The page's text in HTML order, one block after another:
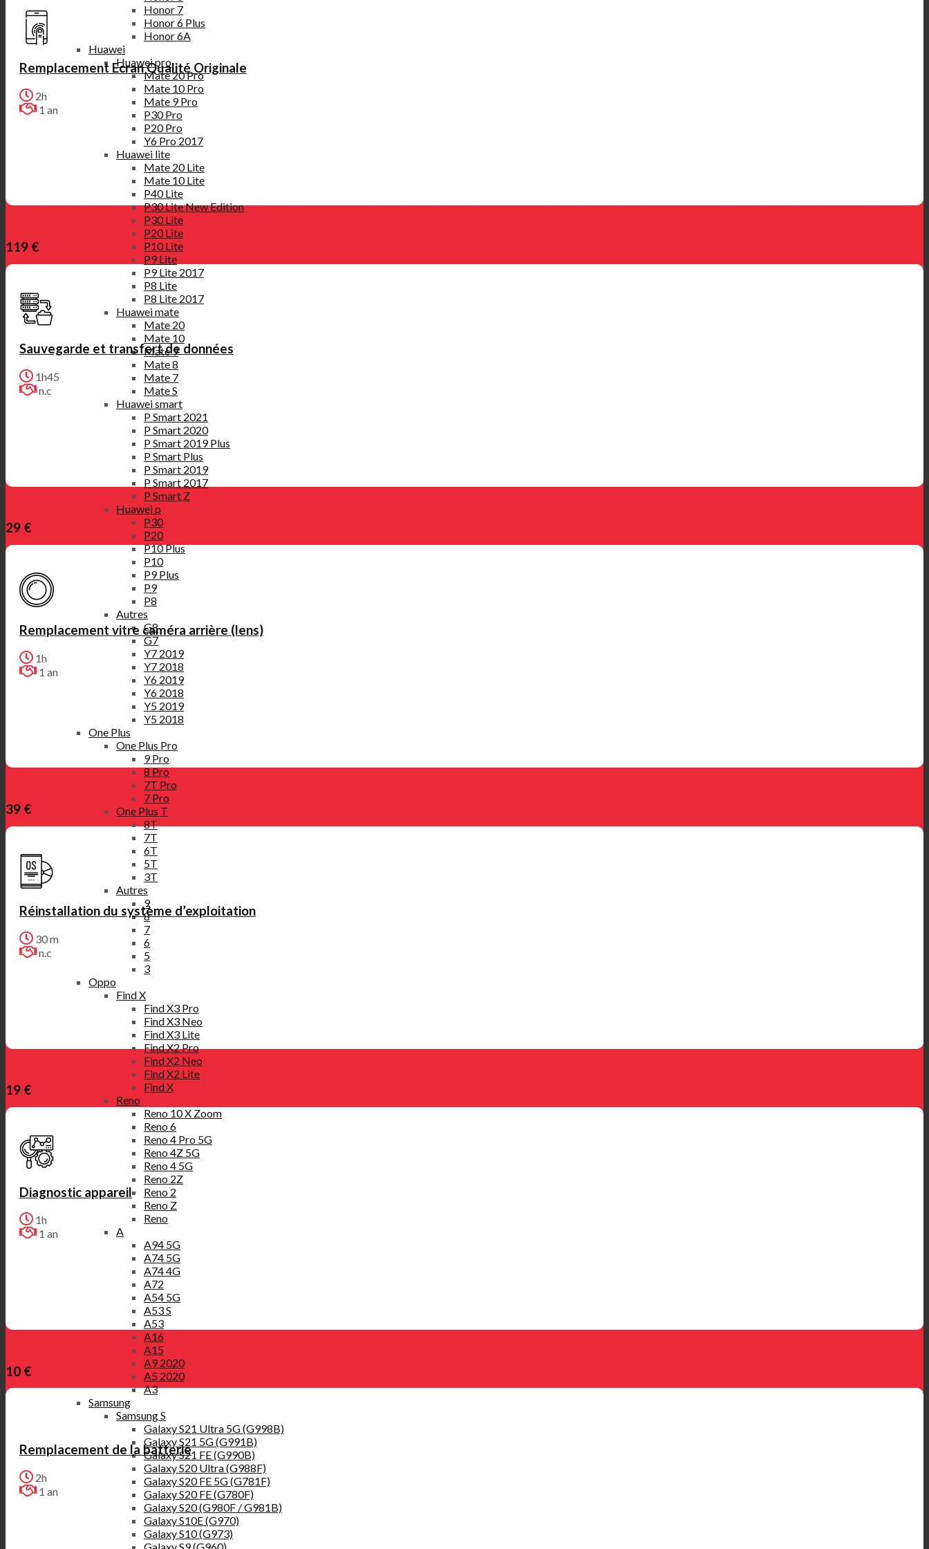
Honor 7
Honor 6 Plus
Honor 6A
Huawei
Huawei pro
Mate 20 Pro
Mate 10 Pro
Mate 9 Pro
P30 Pro
P20 Pro
Y6 Pro 2017
Huawei lite
Mate 20 Lite
Mate 10 Lite
P40 Lite
P30 Lite New Edition
P30 Lite
P20 Lite
P10 Lite
P9 Lite
P9 Lite 2017
P8 Lite
P8 Lite 2017
Huawei mate
Mate 20
Mate 10
Mate 9
Mate 8
Mate 7
Mate S
Huawei smart
P Smart 2021
P Smart 2020
P Smart 2019 Plus
P Smart Plus
P Smart 2019
P Smart 2017
P Smart Z
Huawei p
P30
P20
P10 Plus
P10
P9 Plus
P9
P8
Autres
G8
G7
Y7 2019
Y7 2018
Y6 2019
Y6 2018
Y5 2019
Y5 2018
One Plus
One Plus Pro
9 Pro
8 Pro
7T Pro
7 Pro
One Plus T
8T
7T
6T
5T
3T
Autres
9
8
7
6
5
3
Oppo
Find X
Find X3 Pro
Find X3 Neo
Find X3 Lite
Find X2 Pro
Find X2 Neo
Find X2 Lite
Find X
Reno
Reno 10 X Zoom
Reno 6
Reno 4 Pro 5G
Reno 4Z 5G
Reno 4 5G
Reno 2Z
Reno 2
Reno Z
Reno
A
A94 5G
A74 5G
A74 4G
A72
A54 5G
A53 S
A53
A16
A15
A9 2020
A5 2020
A3
Samsung
Samsung S
Galaxy S21 Ultra 5G (G998B)
Galaxy S21 5G (G991B)
Galaxy S21 FE (G990B)
Galaxy S20 Ultra (G988F)
Galaxy S20 FE 5G (G781F)
Galaxy S20 FE (G780F)
Galaxy S20 (G980F / G981B)
Galaxy S10E (G970)
Galaxy S10 (G973)
Remplacement Ecran Qualité Originale
2h
1 an
119 €
Sauvegarde et transfert de données
1h45
n.c
29 €
Remplacement vitre caméra arrière (lens)
1h
1 an
39 €
Réinstallation du système d’exploitation
30 m
n.c
19 €
Diagnostic appareil
1h
1 an
10 €
Remplacement de la batterie
2h
1 an